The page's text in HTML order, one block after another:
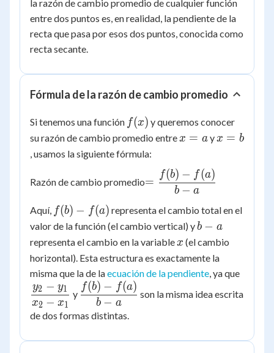
la razón de cambio promedio de cualquier función
entre dos puntos es, en realidad, la pendiente de la
recta que pasa por esos dos puntos, conocida como
recta secante.
Fórmula de la razón de cambio promedio
Si tenemos una función f(x)
f(x) y queremos conocer
su razón de cambio promedio entre x
x = ay x
x = b
, usamos la siguiente fórmula:
Razón de cambio promedio
\dfrac{f(b)
a}
=
b − a
f(b) − f(a)
Aquí, f(b)
-
f(a)
f(b) − f(a) representa el cambio total en el
valor de la función (el cambio vertical) yb
-
a
b − a
representa el cambio en la variable x
x (el cambio
horizontal). Esta estructura es exactamente la
misma que la de laecuación de la pendiente, ya que
- x_1}
x2 − x1
y2 − y1 y \dfrac{f(b)
- f(a)}{b -
a}
b − a
f(b) − f(a)
son la misma idea escrita
de dos formas distintas.